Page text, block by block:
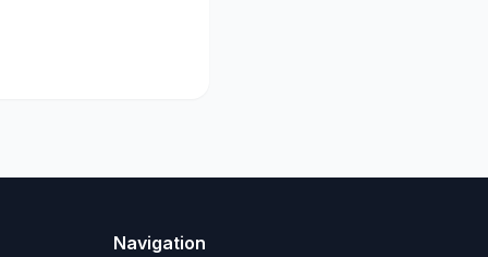
Navigation